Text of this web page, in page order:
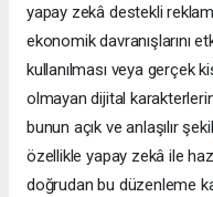
yapay zekâ destekli
ekonomik davranışlarını
kullanılması veya gerçek
olmayan dijital
bunun açık ve anlaşılır
özellikle yapay zekâ ile
doğrudan bu düzenleme